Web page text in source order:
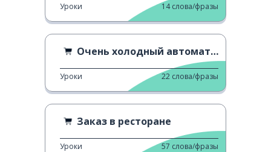
Уроки 14 слова/фразы
Очень холодный автомат для продажи Кока-колы
Уроки 22 слова/фразы
Заказ в ресторане
Уроки 57 слова/фразы